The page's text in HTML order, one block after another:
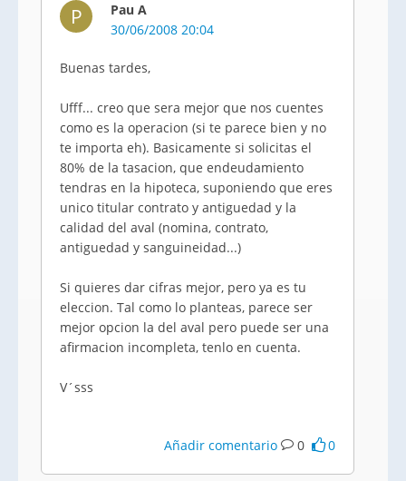
P
Pau A
30/06/2008 20:04
Buenas tardes,
Ufff... creo que sera mejor que nos cuentes
como es la operacion (si te parece bien y no
te importa eh). Basicamente si solicitas el
80% de la tasacion, que endeudamiento
tendras en la hipoteca, suponiendo que eres
unico titular contrato y antiguedad y la
calidad del aval (nomina, contrato,
antiguedad y sanguineidad...)
Si quieres dar cifras mejor, pero ya es tu
eleccion. Tal como lo planteas, parece ser
mejor opcion la del aval pero puede ser una
afirmacion incompleta, tenlo en cuenta.
V´sss
Añadir comentario 0 0